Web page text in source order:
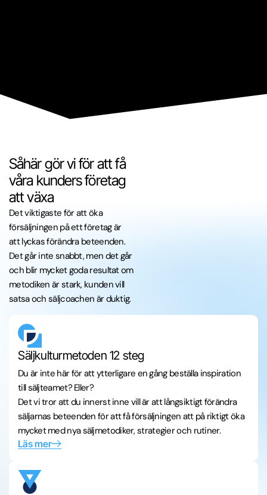
Såhär gör vi för att få
våra kunders företag
att växa
Det viktigaste för att öka
försäljningen på ett företag är
att lyckas förändra beteenden.
Det går inte snabbt, men det går
och blir mycket goda resultat om
metodiken är stark, kunden vill
satsa och säljcoachen är duktig.
Säljkulturmetoden 12 steg
Du är inte här för att ytterligare en gång beställa inspiration
till säljteamet? Eller?
Det vi tror att du innerst inne vill är att långsiktigt förändra
säljarnas beteenden för att få försäljningen att på riktigt öka
mycket med nya säljmetodiker, strategier och rutiner.
Läs mer